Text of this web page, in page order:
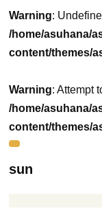
Warning:
/home/asuhana/
content/themes/
Warning: Attempt
/home/asuhana/
content/themes/
sun